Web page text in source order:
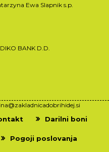
Ewa Slapnik s.p.
BANK D.D.
Darilni boni
Pogoji poslovanja